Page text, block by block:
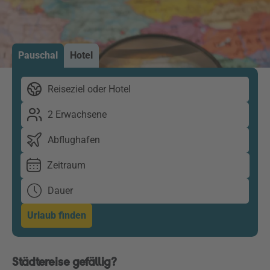
Pauschal Hotel
Reiseziel oder Hotel
2 Erwachsene
Abflughafen
Zeitraum
Dauer
Urlaub finden
Städtereise gefällig?